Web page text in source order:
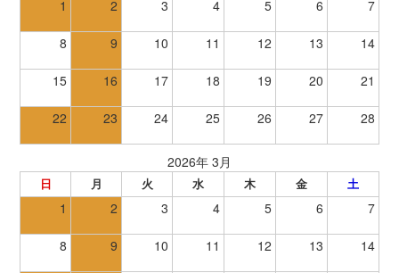
1 2 3 4 5 6 7
8 9 10 11 12 13 14
15 16 17 18 19 20 21
22 23 24 25 26 27 28
2026年 3月
日 月 火 水 木 金 土
1 2 3 4 5 6 7
8 9 10 11 12 13 14